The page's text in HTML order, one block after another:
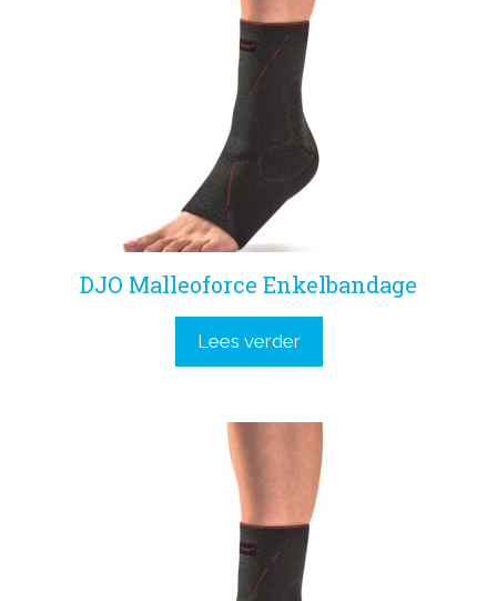
DJO Malleoforce Enkelbandage
Lees verder